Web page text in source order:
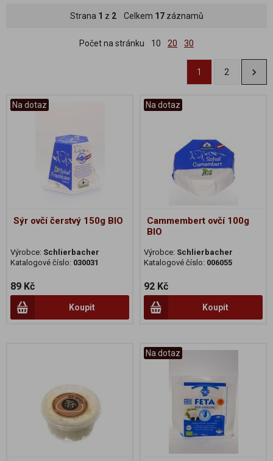
Strana 1 z 2Celkem 17záznamů
Počet na stránku 10 20 30
1 2
Na dotaz
Sýr ovčí čerstvý 150g BIO
Výrobce: Schlierbacher
Katalogové číslo: 030031
89 Kč
Koupit
Na dotaz
Cammembert ovčí 100g
BIO
Výrobce: Schlierbacher
Katalogové číslo: 006055
92 Kč
Koupit
Na dotaz